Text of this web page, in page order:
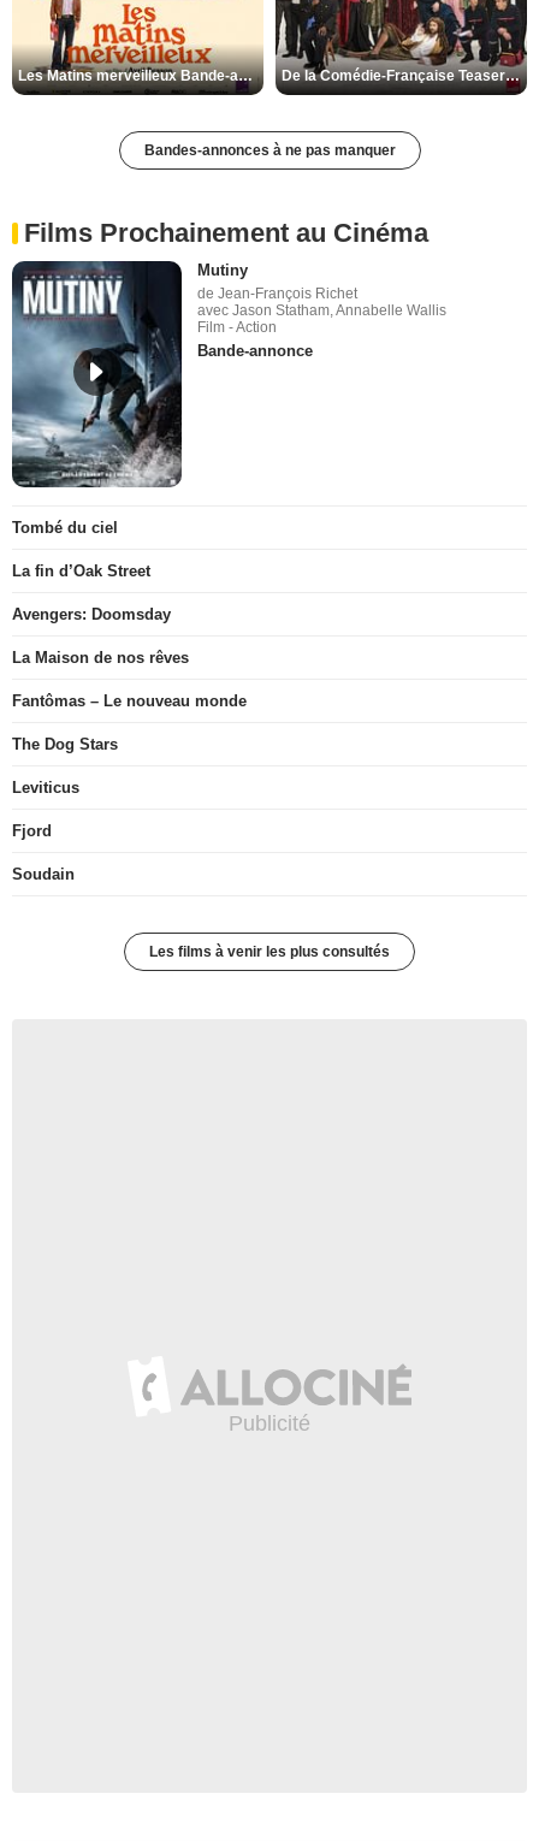
Les Matins merveilleux Bande-annonce VF De la Comédie-Française Teaser VF
Bandes-annonces à ne pas manquer
Films Prochainement au Cinéma
Mutiny
de Jean-François Richet
avec Jason Statham, Annabelle Wallis
Film - Action
Bande-annonce
Tombé du ciel
La fin d’Oak Street
Avengers: Doomsday
La Maison de nos rêves
Fantômas – Le nouveau monde
The Dog Stars
Leviticus
Fjord
Soudain
Les films à venir les plus consultés